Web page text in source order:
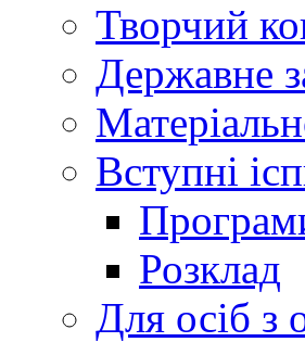
Творчий
Державне
Вступні
Розклад
Для осіб з